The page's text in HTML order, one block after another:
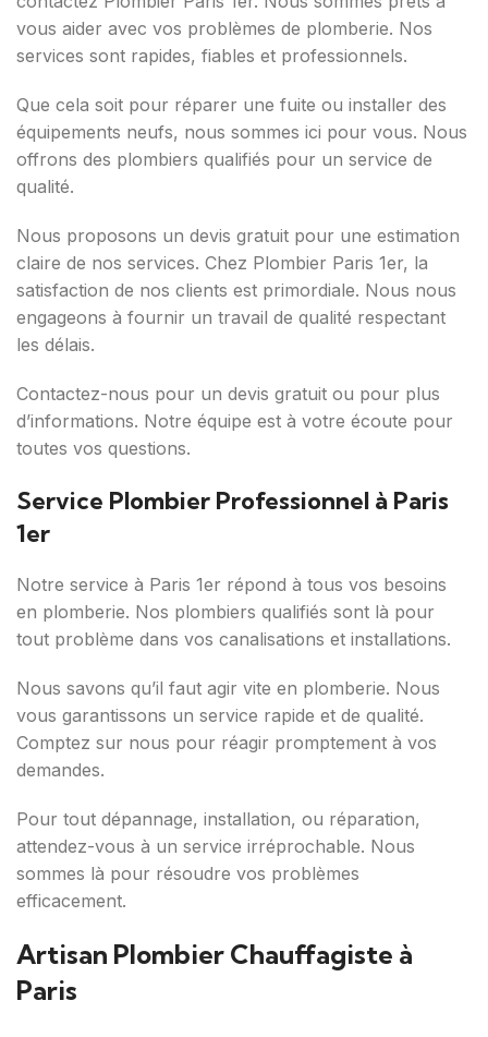
vous aider avec vos problèmes de plomberie. Nos
services sont rapides, fiables et professionnels.
Que cela soit pour réparer une fuite ou installer des
équipements neufs, nous sommes ici pour vous. Nous
offrons des plombiers qualifiés pour un service de
qualité.
Nous proposons un devis gratuit pour une estimation
claire de nos services. Chez Plombier Paris 1er, la
satisfaction de nos clients est primordiale. Nous nous
engageons à fournir un travail de qualité respectant
les délais.
Contactez-nous pour un devis gratuit ou pour plus
d’informations. Notre équipe est à votre écoute pour
toutes vos questions.
Service Plombier Professionnel à Paris
1er
Notre service à Paris 1er répond à tous vos besoins
en plomberie. Nos plombiers qualifiés sont là pour
tout problème dans vos canalisations et installations.
Nous savons qu’il faut agir vite en plomberie. Nous
vous garantissons un service rapide et de qualité.
Comptez sur nous pour réagir promptement à vos
demandes.
Pour tout dépannage, installation, ou réparation,
attendez-vous à un service irréprochable. Nous
sommes là pour résoudre vos problèmes
efficacement.
Artisan Plombier Chauffagiste à
Paris